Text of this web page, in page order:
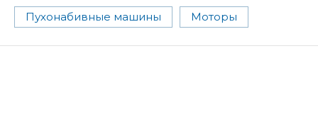
Пухонабивные машины Моторы